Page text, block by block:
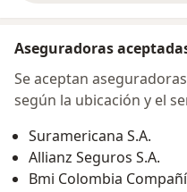
Aseguradoras
Se aceptan
según la ubicación y el
Suramericana S.A.
Allianz Seguros S.A.
Bmi Colombia